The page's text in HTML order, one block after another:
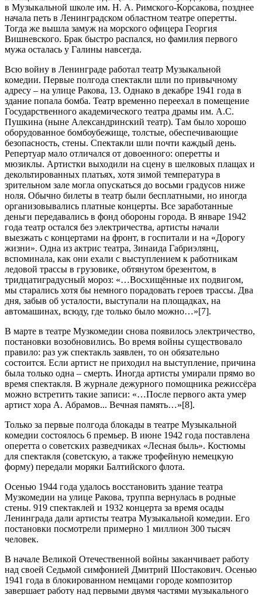
в Музыкальной школе им. Н. А. Римского-Корсакова, позднее
начала петь в Ленинградском областном театре оперетты.
Тогда же вышла замуж на морского офицера Георгия
Вишневского. Брак быстро распался, но фамилия первого
мужа осталась у Галины навсегда.
Всю войну в Ленинграде работал театр Музыкальной
комедии. Первые полгода спектакли шли по привычному
адресу – на улице Ракова, 13. Однако в декабре 1941 года в
здание попала бомба. Театр временно переехал в помещение
Государственного академического театра драмы им. А.С.
Пушкина (ныне Александринский театр). Там было хорошо
оборудованное бомбоубежище, толстые, обеспечивающие
безопасность, стены. Спектакли шли почти каждый день.
Репертуар мало отличался от довоенного: оперетты и
мюзиклы. Артистки выходили на сцену в шелковых плащах и
декольтированных платьях, хотя зимой температура в
зрительном зале могла опускаться до восьми градусов ниже
ноля. Обычно билеты в театр были бесплатными, но иногда
организовывались платные концерты. Все заработанные
деньги передавались в фонд обороны города. В январе 1942
года театр остался без электричества, артисты начали
выезжать с концертами на фронт, в госпитали и на «Дорогу
жизни». Одна из актрис театра, Зинаида Габриэлянц,
вспоминала, как они ехали с выступлением к работникам
ледовой трассы в грузовике, обтянутом брезентом, в
тридцатиградусный мороз: «…Восхищённые их подвигом,
мы старались хотя бы немного порадовать героев трассы. Два
дня, забыв об усталости, выступали на площадках, на
автомашинах, всюду, где только было можно…»[7].
В марте в театре Музкомедии снова появилось электричество,
постановки возобновились. Во время войны существовало
правило: раз уж спектакль заявлен, то он обязательно
состоится. Если артист не приходил на выступление, причина
была только одна – смерть. Иногда артисты умирали прямо во
время спектакля. В журнале дежурного помощника режиссёра
можно встретить такие записи: «…После первого акта умер
артист хора А. Абрамов... Вечная память…»[8].
Только за первые полгода блокады в театре Музыкальной
комедии состоялось 6 премьер. В июне 1942 года поставлена
оперетта о советских разведчиках «Лесная быль». Костюмы
для спектакля (советскую, а также трофейную немецкую
форму) передали моряки Балтийского флота.
Осенью 1944 года удалось восстановить здание театра
Музкомедии на улице Ракова, труппа вернулась в родные
стены. 919 спектаклей и 1932 концерта за время осады
Ленинграда дали артисты театра Музыкальной комедии. Его
постановки посмотрели примерно 1 миллион 300 тысяч
человек.
В начале Великой Отечественной войны заканчивает работу
над своей Седьмой симфонией Дмитрий Шостакович. Осенью
1941 года в блокированном немцами городе композитор
завершает работу над первыми двумя частями музыкального